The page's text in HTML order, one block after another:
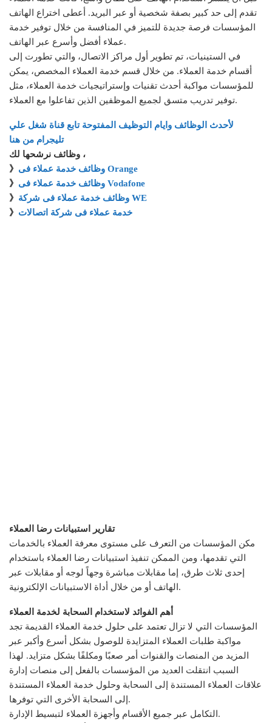
تقدم إلى حد كبير بصفة شخصية أو عبر البريد. أعطى اختراع الهاتف
المؤسسات فرصة جديدة للتميز في المنافسة من خلال توفير خدمة
عملاء أفضل وأسرع عبر الهاتف.
في الستينيات، تم تطوير أول مراكز الاتصال، والتي تطورت إلى
أقسام خدمة العملاء. من خلال قسم خدمة العملاء المخصص، يمكن
للمؤسسات مواكبة أحدث تقنيات وإستراتيجيات خدمة العملاء، مثل
توفير تدريب متسق لجميع الموظفين الذين تفاعلوا مع العملاء.
لأحدث الوظائف وايام التوظيف المفتوحة تابع قناة شغل علي
تليجرام من هنا
وظائف نرشحها لك ،
》
وظائف خدمة عملاء فى Orange
》
وظائف خدمة عملاء فى Vodafone
》
وظائف خدمة عملاء فى شركة WE
》 خدمة عملاء فى شركة اتصالات
تقارير استبيانات رضا العملاء
مكن المؤسسات من التعرف على مستوى معرفة العملاء بالخدمات
التي تقدمها، ومن الممكن تنفيذ استبيانات رضا العملاء باستخدام
إحدى ثلاث طرق، إما مقابلات مباشرة وجهاً لوجه أو مقابلات عبر
الهاتف أو من خلال أداة الاستبيانات الإلكترونية.
أهم الفوائد لاستخدام السحابة لخدمة العملاء
المؤسسات التي لا تزال تعتمد على حلول خدمة العملاء القديمة تجد
مواكبة طلبات العملاء المتزايدة للوصول بشكل أسرع وأكبر عبر
المزيد من المنصات والقنوات أمر صعبًا ومكلفًا بشكل متزايد. لهذا
السبب انتقلت العديد من المؤسسات بالفعل إلى منصات إدارة
علاقات العملاء المستندة إلى السحابة وحلول خدمة العملاء المستندة
إلى السحابة الأخرى التي توفرها.
التكامل عبر جميع الأقسام وأجهزة العملاء لتبسيط الإدارة.